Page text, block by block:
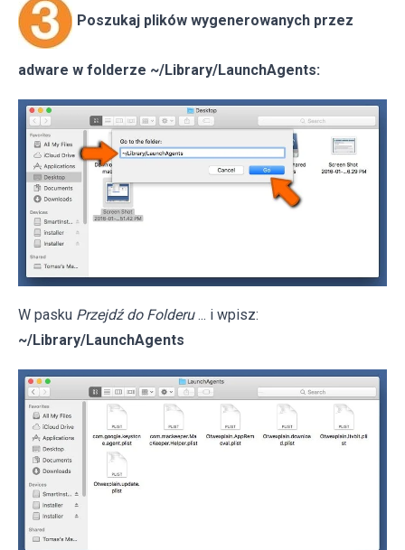
Poszukaj plików wygenerowanych przez
adware w folderze ~/Library/LaunchAgents:
W pasku Przejdź do Folderu ... i wpisz:
~/Library/LaunchAgents